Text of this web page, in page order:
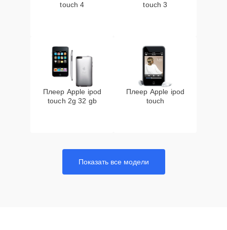
touch 4
touch 3
Плеер Apple ipod
touch 2g 32 gb
Плеер Apple ipod
touch
Показать все модели